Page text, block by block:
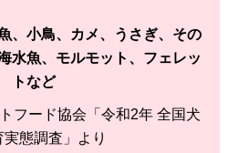
、小鳥、カメ、うさぎ、その
水魚、モルモット、フェレッ
トなど
フード協会「令和2年 全国犬
実態調査」より